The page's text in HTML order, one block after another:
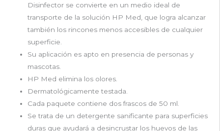
Disinfector se convierte en un medio ideal de
transporte de la solución HP Med, que logra alcanzar
también los rincones menos accesibles de cualquier
superficie.
Su aplicación es apto en presencia de personas y
mascotas.
HP Med elimina los olores.
Dermatológicamente testada.
Cada paquete contiene dos frascos de 50 ml.
Se trata de un detergente sanificante para superficies
duras que ayudará a desincrustar los huevos de las